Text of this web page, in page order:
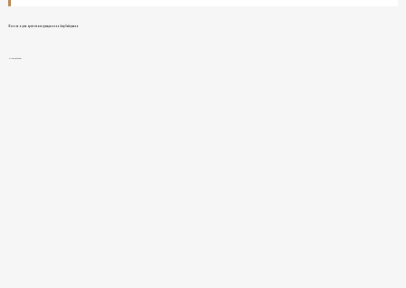
Финляндия арестовала гражданина Азербайджана